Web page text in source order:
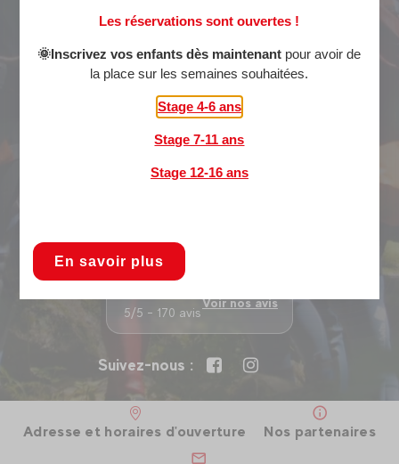
découvrir :
Canyoning,raftingou encorehydrospeed, rafraîchissez vous
à la montagne !
VTT électrique ,parapente
de main.
Evolution 2 Megève
5/5 - 170 avis
Voir nos avis
Suivez-nous :
Adresse et horaires d'ouverture Nos partenaires
Les réservations sont ouvertes !
🌞Inscrivez vos enfants dès maintenant pour avoir de
la place sur les semaines souhaitées.
Stage 4-6 ans
Stage 7-11 ans
Stage 12-16 ans
En savoir plus